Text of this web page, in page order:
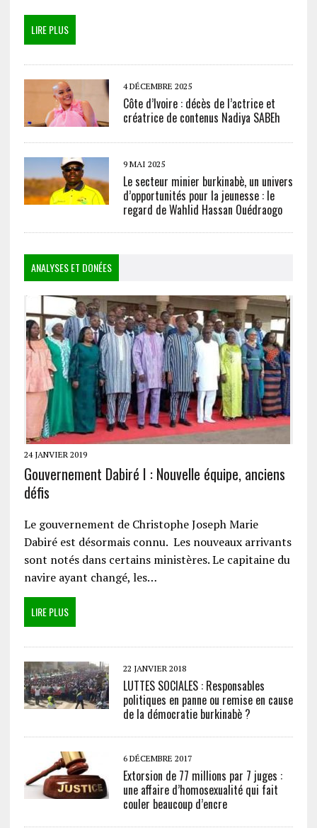
LIRE PLUS
4 DÉCEMBRE 2025
Côte d’Ivoire : décès de l’actrice et
créatrice de contenus Nadiya SABEh
9 MAI 2025
Le secteur minier burkinabè, un univers
d’opportunités pour la jeunesse : le
regard de Wahlid Hassan Ouédraogo
ANALYSES ET DONÉES
24 JANVIER 2019
Gouvernement Dabiré I : Nouvelle équipe, anciens
défis
Le gouvernement de Christophe Joseph Marie
Dabiré est désormais connu. Les nouveaux arrivants
sont notés dans certains ministères. Le capitaine du
navire ayant changé, les…
LIRE PLUS
22 JANVIER 2018
LUTTES SOCIALES : Responsables
politiques en panne ou remise en cause
de la démocratie burkinabè ?
6 DÉCEMBRE 2017
Extorsion de 77 millions par 7 juges :
une affaire d’homosexualité qui fait
couler beaucoup d’encre